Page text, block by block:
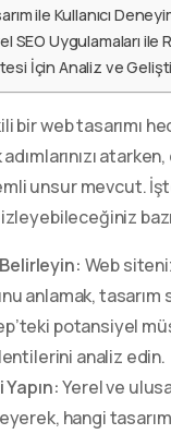
ile Kullanıcı
SEO Uygulamaları ile
İçin Analiz ve
bir web tasarımı
adımlarınızı
unsur mevcut.
Web
anlamak,
potansiyel
analiz edin.
Yerel ve
hangi tasarım